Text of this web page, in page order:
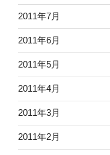
2011年7月
2011年6月
2011年5月
2011年4月
2011年3月
2011年2月